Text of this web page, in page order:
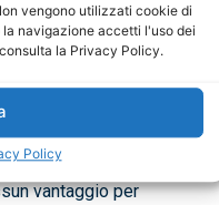
vengono utilizzati cookie di
navigazione accetti l'uso dei
la Privacy Policy.
Policy
di software,
di monetizzare
proponendo più i file
freeware,
vantaggio per